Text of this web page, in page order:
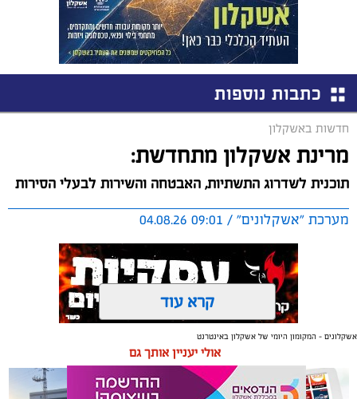
כתבות נוספות
חדשות באשקלון
מרינת אשקלון מתחדשת:
תוכנית לשדרוג התשתיות, האבטחה והשירות לבעלי הסירות
מערכת "אשקלונים" / 09:01 04.08.26
תגים:אשקלון, מרינה
החברה הכלכלית הציגה לנציגי בעלי כלי השייט במרינה
קרא עוד
אשקלונים - המקומון היומי של אשקלון באינטרנט
אולי יעניין אותך גם